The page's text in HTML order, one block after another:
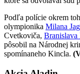
Podľa polície okrem
olympionika Milana
Cvetkoviča, Branislava
pôsobil na Národnej
spomínaneho Kincla.